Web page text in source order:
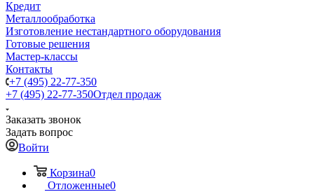
Кредит
Металлообработка
Изготовление нестандартного оборудования
Готовые решения
Мастер-классы
Контакты
+7 (495) 22-77-350
+7 (495) 22-77-350Отдел продаж
Заказать звонок
Задать вопрос
Войти
Корзина0
Отложенные0